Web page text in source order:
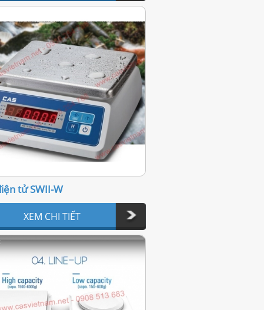
tử SWII-W
XEM CHI TIẾT